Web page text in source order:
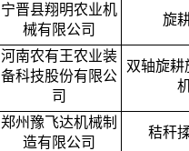
宁晋县翔明农业机
械有限公司
旋
河南农有王农业装
备科技股份有限公
司
双轴旋耕
郑州豫飞达机械制
造有限公司
秸秆